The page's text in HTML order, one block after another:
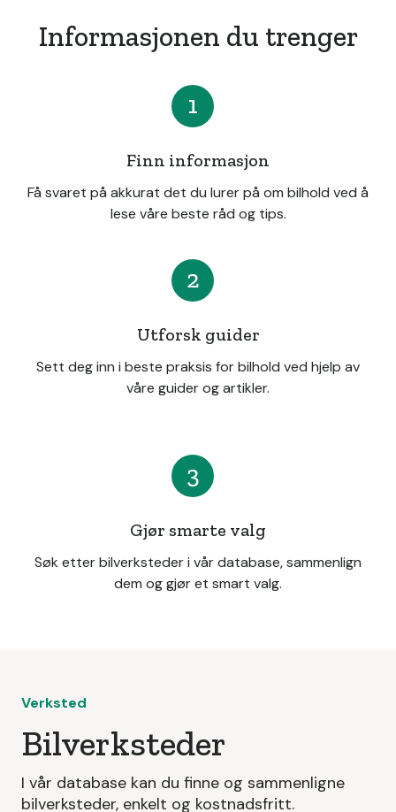
Informasjonen du trenger
1
Finn informasjon
Få svaret på akkurat det du lurer på om bilhold ved å
lese våre beste råd og tips.
2
Utforsk guider
Sett deg inn i beste praksis for bilhold ved hjelp av
våre guider og artikler.
3
Gjør smarte valg
Søk etter bilverksteder i vår database, sammenlign
dem og gjør et smart valg.
Verksted
Bilverksteder
I vår database kan du finne og sammenligne
bilverksteder, enkelt og kostnadsfritt.